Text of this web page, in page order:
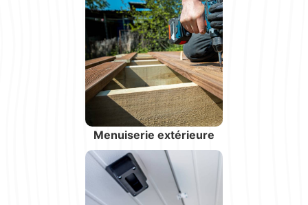
Menuiserie extérieure